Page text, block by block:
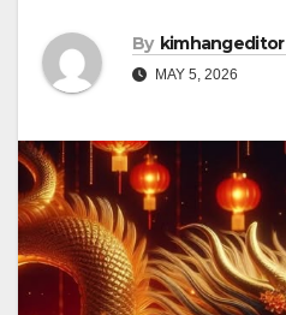
By kimhangeditor
MAY 5, 2026